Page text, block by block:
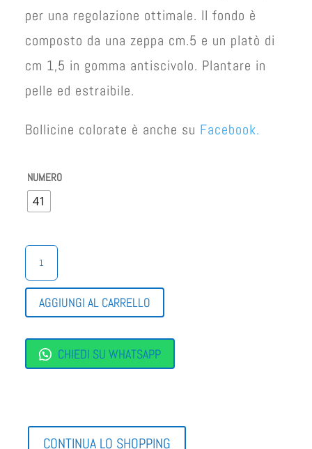
per una regolazione ottimale. Il fondo è
composto da una zeppa cm.5 e un platò di
cm 1,5 in gomma antiscivolo. Plantare in
pelle ed estraibile.
Bollicine colorate è anche su Facebook.
NUMERO
41
PANTOFOLE
CINZIA
SOFT
CON
ZEPPA
AGGIUNGI AL CARRELLO
CHIEDI SU WHATSAPP
CONTINUA LO SHOPPING